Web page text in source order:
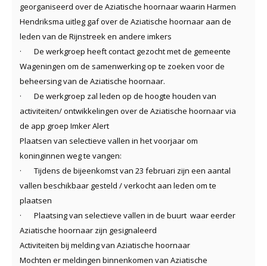
georganiseerd over de Aziatische hoornaar waarin Harmen
Hendriksma uitleg gaf over de Aziatische hoornaar aan de
leden van de Rijnstreek en andere imkers
· De werkgroep heeft contact gezocht met de gemeente
Wageningen om de samenwerking op te zoeken voor de
beheersing van de Aziatische hoornaar.
· De werkgroep zal leden op de hoogte houden van
activiteiten/ ontwikkelingen over de Aziatische hoornaar via
de app groep Imker Alert
Plaatsen van selectieve vallen in het voorjaar om
koninginnen weg te vangen:
· Tijdens de bijeenkomst van 23 februari zijn een aantal
vallen beschikbaar gesteld / verkocht aan leden om te
plaatsen
· Plaatsing van selectieve vallen in de buurt waar eerder
Aziatische hoornaar zijn gesignaleerd
Activiteiten bij melding van Aziatische hoornaar
Mochten er meldingen binnenkomen van Aziatische